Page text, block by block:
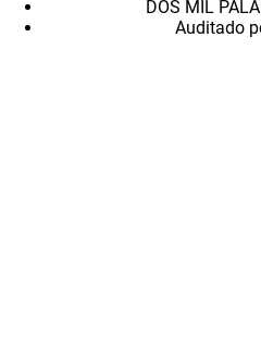
DOS MIL
Auditado